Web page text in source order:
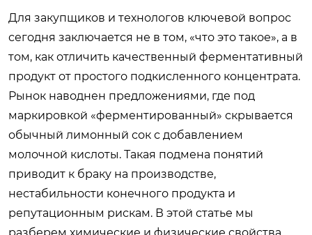
Для закупщиков и технологов ключевой вопрос
сегодня заключается не в том, «что это такое», а в
том, как отличить качественный ферментативный
продукт от простого подкисленного концентрата.
Рынок наводнен предложениями, где под
маркировкой «ферментированный» скрывается
обычный лимонный сок с добавлением
молочной кислоты. Такая подмена понятий
приводит к браку на производстве,
нестабильности конечного продукта и
репутационным рискам. В этой статье мы
разберем химические и физические свойства